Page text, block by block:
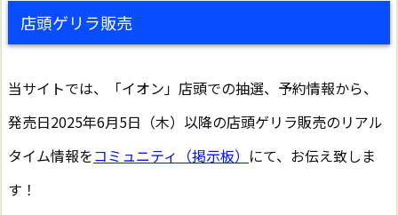
店頭ゲリラ販売
当サイトでは、「イオン」店頭での抽選、予約情報から、
発売日2025年6月5日（木）以降の店頭ゲリラ販売のリアル
タイム情報をコミュニティ（掲示板） にて、お伝え致しま
す！